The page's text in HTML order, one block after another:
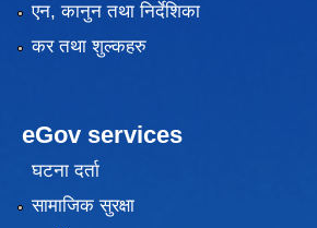
एन, कानुन तथा निर्देशिका
कर तथा शुल्कहरु
eGov services
घटना दर्ता
सामाजिक सुरक्षा